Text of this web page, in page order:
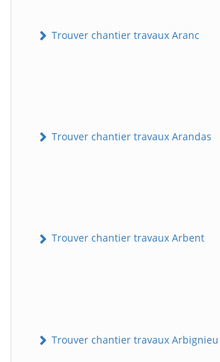
Trouver chantier travaux Aranc
Trouver chantier travaux Arandas
Trouver chantier travaux Arbent
Trouver chantier travaux Arbignieu